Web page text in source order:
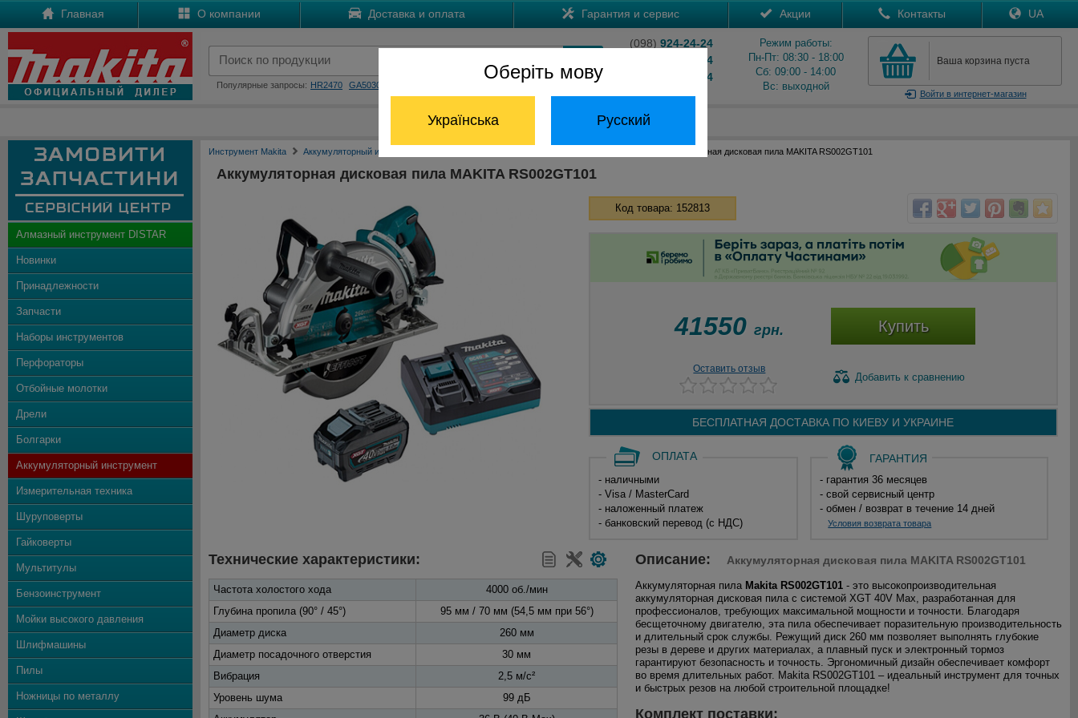
Оберіть мову
Українська Русский
Главная О компании Доставка и оплата Гарантия и сервис Акции Контакты UA
Популярные запросы: HR2470 GA5030
(098) 924-24-24
204-24-24
824-24-24
Режим работы:
Пн-Пт: 08:30 - 18:00
Сб: 09:00 - 14:00
Вс: выходной
Ваша корзина пуста
Войтив интернет-магазин
Отдел запчастей: (068) 824-24-24
Алмазный инструмент DISTAR
Новинки
Принадлежности
Запчасти
Наборы инструментов
Перфораторы
Отбойные молотки
Дрели
Болгарки
Аккумуляторный инструмент
Измерительная техника
Шуруповерты
Гайковерты
Мультитулы
Бензоинструмент
Мойки высокого давления
Шлифмашины
Пилы
Ножницы по металлу
Инструмент Makita Аккумуляторный инструмент Макита Аккумуляторная дисковая пила MAKITA RS002GT101
Аккумуляторная дисковая пила MAKITA RS002GT101
Код товара: 152813
41550грн. Купить
Оставить отзыв
Добавить к сравнению
БЕСПЛАТНАЯ ДОСТАВКА ПО КИЕВУ И УКРАИНЕ
ОПЛАТА
- наличными
- Visa / MasterCard
- наложенный платеж
- банковский перевод (с НДС)
ГАРАНТИЯ
- гарантия 36 месяцев
- свой сервисный центр
- обмен / возврат в течение 14 дней
Условия возврата товара
Технические характеристики:
Частота холостого хода
4000 об./мин
Глубина пропила (90° / 45°)
95 мм / 70 мм (54,5 мм при 56°)
Диаметр диска
260 мм
Диаметр посадочного отверстия
30 мм
Вибрация
2,5 м/с²
Уровень шума
99 дБ
Описание: Аккумуляторная дисковая пила MAKITA RS002GT101
Аккумуляторная пила Makita RS002GT101 - это высокопроизводительная
аккумуляторная дисковая пила с системой XGT 40V Max, разработанная для
профессионалов, требующих максимальной мощности и точности. Благодаря
бесщеточному двигателю, эта пила обеспечивает поразительную производительность
и длительный срок службы. Режущий диск 260 мм позволяет выполнять глубокие
резы в дереве и других материалах, а плавный пуск и электронный тормоз
гарантируют безопасность и точность. Эргономичный дизайн обеспечивает комфорт
во время длительных работ. Makita RS002GT101 – идеальный инструмент для точных
и быстрых резов на любой строительной площадке!
Комплект поставки: